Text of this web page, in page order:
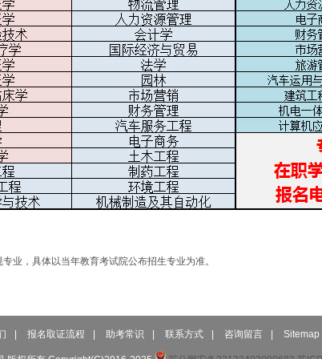
业，具体以当年教育考试院公布招生专业为准。
报名取证流程 助考常识 联系方式 咨询留言 Sitemap